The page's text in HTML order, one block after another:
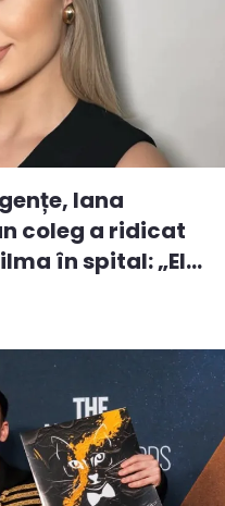
Iana
coleg a ridicat
în spital: „El